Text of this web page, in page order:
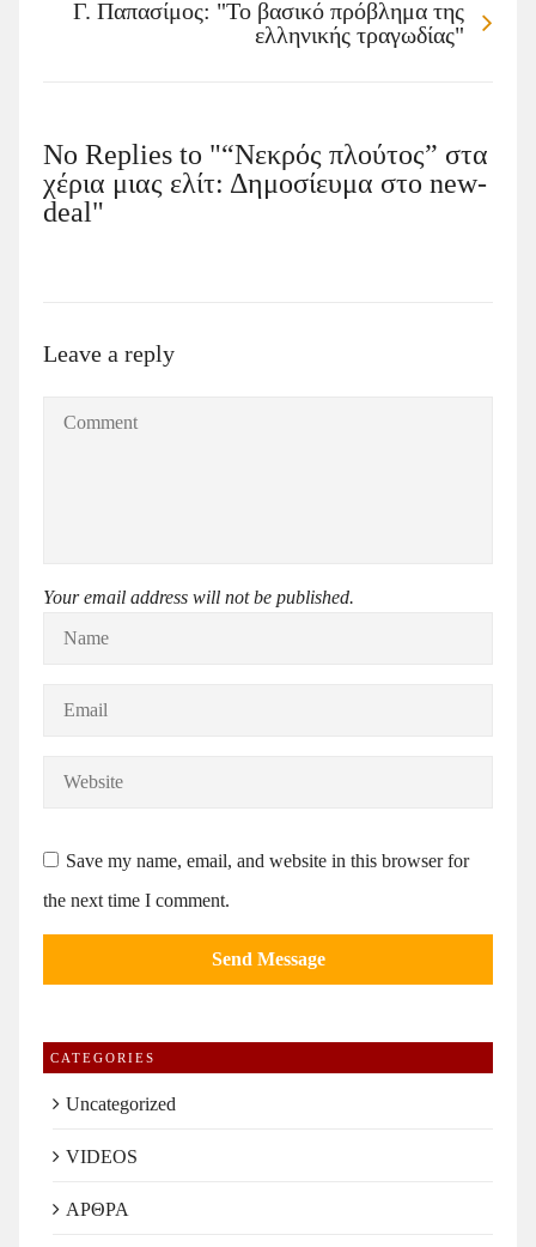
Γ. Παπασίμος: "Το βασικό πρόβλημα της
ελληνικής τραγωδίας"
No Replies to "“Νεκρός πλούτος” στα
χέρια μιας ελίτ: Δημοσίευμα στο new-
deal"
Leave a reply
Your email address will not be published.
Save my name, email, and website in this browser for
the next time I comment.
CATEGORIES
Uncategorized
VIDEOS
ΑΡΘΡΑ